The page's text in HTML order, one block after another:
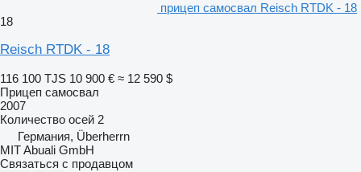
прицеп самосвал Reisch RTDK - 18
18
Reisch RTDK - 18
116 100 TJS 10 900 € ≈ 12 590 $
Прицеп самосвал
2007
Количество осей 2
Германия, Überherrn
MIT Abuali GmbH
Связаться с продавцом